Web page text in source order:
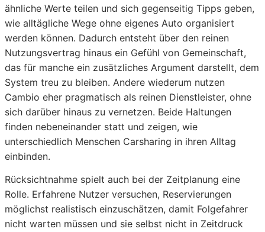
ähnliche Werte teilen und sich gegenseitig Tipps geben,
wie alltägliche Wege ohne eigenes Auto organisiert
werden können. Dadurch entsteht über den reinen
Nutzungsvertrag hinaus ein Gefühl von Gemeinschaft,
das für manche ein zusätzliches Argument darstellt, dem
System treu zu bleiben. Andere wiederum nutzen
Cambio eher pragmatisch als reinen Dienstleister, ohne
sich darüber hinaus zu vernetzen. Beide Haltungen
finden nebeneinander statt und zeigen, wie
unterschiedlich Menschen Carsharing in ihren Alltag
einbinden.
Rücksichtnahme spielt auch bei der Zeitplanung eine
Rolle. Erfahrene Nutzer versuchen, Reservierungen
möglichst realistisch einzuschätzen, damit Folgefahrer
nicht warten müssen und sie selbst nicht in Zeitdruck